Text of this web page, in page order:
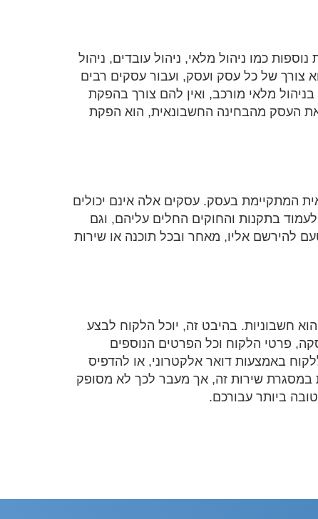
כמו ניהול מלאי, ניהול עובדים, ניהול
צורך של כל עסק ועסק, ועבור עסקים רבים
מלאי מורכב, ואין להם צורך בהפקת
את העסק מהבחינה החשבונאית, הוא הפקת
המתקיימת בעסק. עסקים אלה אינם יכולים
בתקנות והחוקים החלים עליהם, וגם
להירשם אליו, מאחר ובכל תוכנה או שירות
חשבוניות. בהיבט זה, יוכל הלקוח לבצע
פרטי הלקוח וכל הפרטים הנוספים
באמצעות דואר אלקטרוני, או להדפיס
במסגרת שירות זה, אך מעבר לכך לא מסופק
ביותר עבורכם.